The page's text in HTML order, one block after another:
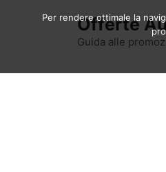
Offerte
Guida alle
Per rendere ottimale la